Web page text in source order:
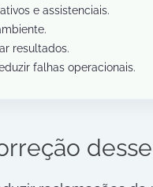
e assistenciais.
resultados.
falhas operacionais.